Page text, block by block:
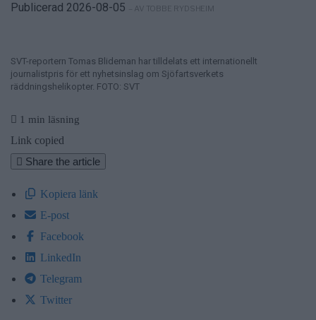
Publicerad 2026-08-05 – AV TOBBE RYDSHEIM
SVT-reportern Tomas Blideman har tilldelats ett internationellt
journalistpris för ett nyhetsinslag om Sjöfartsverkets
räddningshelikopter. FOTO: SVT
1 min läsning
Link copied
Share the article
Kopiera länk
E-post
Facebook
LinkedIn
Telegram
Twitter